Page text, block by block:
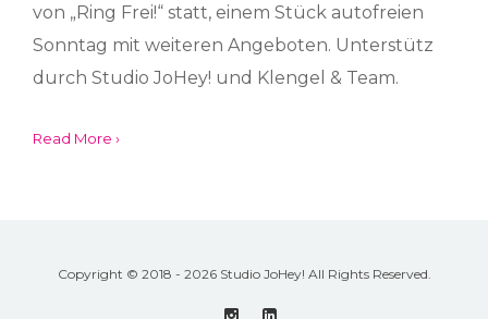
von „Ring Frei!“ statt, einem Stück autofreien
Sonntag mit weiteren Angeboten. Unterstütz
durch Studio JoHey! und Klengel & Team.
Read More ›
Copyright © 2018 - 2026 Studio JoHey! All Rights Reserved.